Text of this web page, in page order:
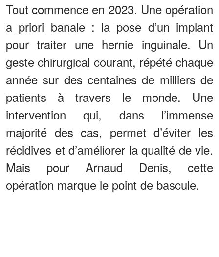
Tout commence en 2023. Une opération
a priori banale : la pose d’un implant
pour traiter une hernie inguinale. Un
geste chirurgical courant, répété chaque
année sur des centaines de milliers de
patients à travers le monde. Une
intervention qui, dans l’immense
majorité des cas, permet d’éviter les
récidives et d’améliorer la qualité de vie.
Mais pour Arnaud Denis, cette
opération marque le point de bascule.